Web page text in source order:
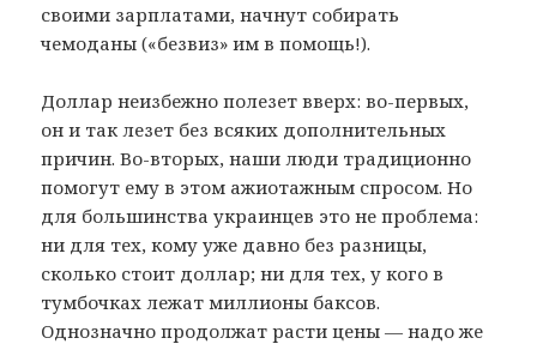
своими зарплатами, начнут собирать
чемоданы («безвиз» им в помощь!).
Доллар неизбежно полезет вверх: во-первых,
он и так лезет без всяких дополнительных
причин. Во-вторых, наши люди традиционно
помогут ему в этом ажиотажным спросом. Но
для большинства украинцев это не проблема:
ни для тех, кому уже давно без разницы,
сколько стоит доллар; ни для тех, у кого в
тумбочках лежат миллионы баксов.
Однозначно продолжат расти цены — надо же